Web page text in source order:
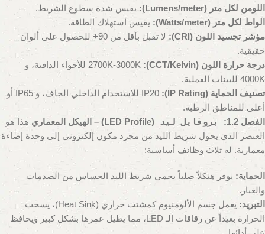
اللومن لكل متر (Lumens/meter):
يقيس شدة سطوع الشريط.
الواط لكل متر (Watts/meter):
يقيس استهلاك الطاقة.
مؤشر تجسيد اللون (CRI):
لا تقبل بأقل من 90+ للحصول على ألوان
حقيقية.
درجة حرارة اللون (CCT/Kelvin):
2700K-3000K للأجواء الدافئة، و
4000K للبيئات العملية.
تصنيف الحماية (IP Rating):
IP20 للاستخدام الداخلي الجاف، و IP65 أو
أعلى للمناطق الرطبة.
الفصل 1.2:
بروفايل ليد (LED Profile) – الهيكل المعماري
هذا هو
العنصر الذي يحول شريط الليد من مجرد مكون إلكتروني إلى وحدة إضاءة
معمارية. له ثلاث وظائف أساسية:
الحماية: يوفر هيكلاً صلباً يحمي شريط الليد الحساس من الصدمات
والغبار.
التبريد:
يعمل جسم الألومنيوم كمشتت حراري (Heat Sink)، يسحب
الحرارة بعيداً عن رقاقات الـ LED، مما يطيل عمرها بشكل كبير ويحافظ